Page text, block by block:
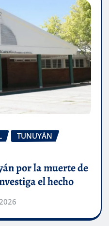
TUNUYÁN
por la muerte de
el hecho